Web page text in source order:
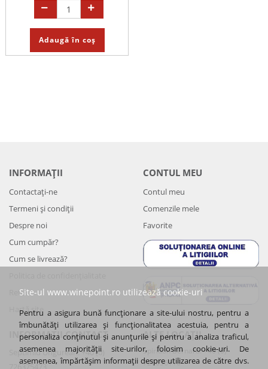
Adaugă în coș
INFORMAȚII
Contactați-ne
Termeni și condiții
Despre noi
Cum cumpăr?
Cum se livrează?
Retur
Hartă site
CONTUL MEU
Contul meu
Comenzile mele
Favorite
INFORMAȚII CONTACT
Septimiu Ungurean: +40 (0)
726375473
ALTE LOCAȚII
Spiridon Bernard: +40 (0)
720056116
Site-ul www.winepoint.ro utilizează cookie-uri
Pentru a asigura bună funcționare a site-ului nostru, pentru a
îmbunătăți utilizarea și funcționalitatea acestuia, pentru a
personaliza conținutul și anunțurile și pentru a analiza traficul,
asemenea majorității site-urilor, folosim cookie-uri. De
asemenea, împărtășim informații despre utilizarea de către dvs.